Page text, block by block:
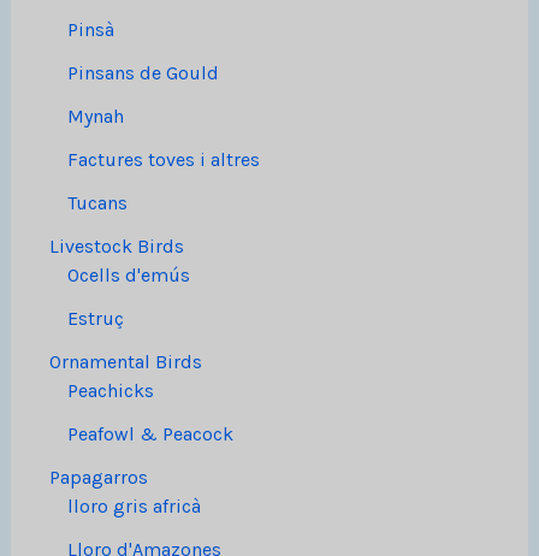
Pinsà
Pinsans de Gould
Mynah
Factures toves i altres
Tucans
Livestock Birds
Ocells d'emús
Estruç
Ornamental Birds
Peachicks
Peafowl & Peacock
Papagarros
lloro gris africà
Lloro d'Amazones